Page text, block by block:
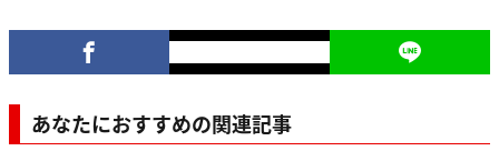
あなたにおすすめの関連記事